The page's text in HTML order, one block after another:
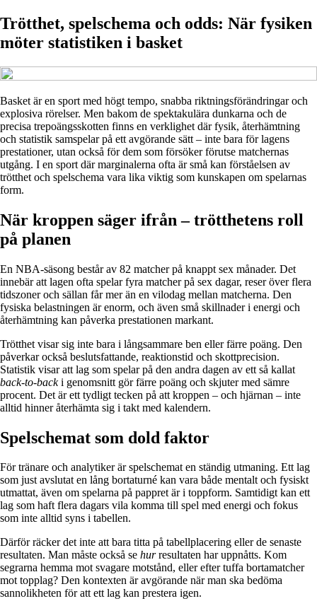
Trötthet, spelschema och odds: När fysiken
möter statistiken i basket
Basket är en sport med högt tempo, snabba riktningsförändringar och
explosiva rörelser. Men bakom de spektakulära dunkarna och de
precisa trepoängsskotten finns en verklighet där fysik, återhämtning
och statistik samspelar på ett avgörande sätt – inte bara för lagens
prestationer, utan också för dem som försöker förutse matchernas
utgång. I en sport där marginalerna ofta är små kan förståelsen av
trötthet och spelschema vara lika viktig som kunskapen om spelarnas
form.
När kroppen säger ifrån – trötthetens roll
på planen
En NBA-säsong består av 82 matcher på knappt sex månader. Det
innebär att lagen ofta spelar fyra matcher på sex dagar, reser över flera
tidszoner och sällan får mer än en vilodag mellan matcherna. Den
fysiska belastningen är enorm, och även små skillnader i energi och
återhämtning kan påverka prestationen markant.
Trötthet visar sig inte bara i långsammare ben eller färre poäng. Den
påverkar också beslutsfattande, reaktionstid och skottprecision.
Statistik visar att lag som spelar på den andra dagen av ett så kallat
back-to-backi genomsnitt gör färre poäng och skjuter med sämre
procent. Det är ett tydligt tecken på att kroppen – och hjärnan – inte
alltid hinner återhämta sig i takt med kalendern.
Spelschemat som dold faktor
För tränare och analytiker är spelschemat en ständig utmaning. Ett lag
som just avslutat en lång bortaturné kan vara både mentalt och fysiskt
utmattat, även om spelarna på pappret är i toppform. Samtidigt kan ett
lag som haft flera dagars vila komma till spel med energi och fokus
som inte alltid syns i tabellen.
Därför räcker det inte att bara titta på tabellplacering eller de senaste
resultaten. Man måste också se hurresultaten har uppnåtts. Kom
segrarna hemma mot svagare motstånd, eller efter tuffa bortamatcher
mot topplag? Den kontexten är avgörande när man ska bedöma
sannolikheten för att ett lag kan prestera igen.